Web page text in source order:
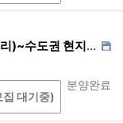
의한 경우
신사업법, 신용정
법률 등에서의 다
는 경우
시장 조사, 정보 제
의 경우로서 특정
현지퇴근
진행상태
분양완료
대기중)